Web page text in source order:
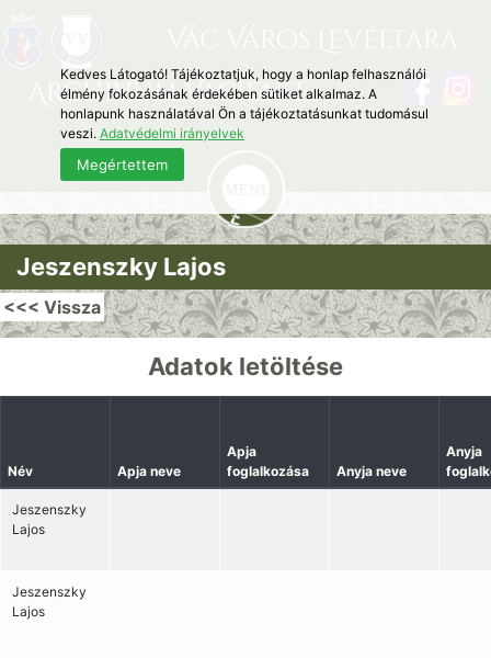
Archivum Vaciense
Jeszenszky Lajos
<<< Vissza
Adatok letöltése
Név Apja neve
Apja
foglalkozása
Anyja neve
Anyja
Jeszenszky
Lajos
Jeszenszky
Lajos
Kedves Látogató! Tájékoztatjuk, hogy a honlap felhasználói
élmény fokozásának érdekében sütiket alkalmaz. A
honlapunk használatával Ön a tájékoztatásunkat tudomásul
veszi. Adatvédelmi irányelvek
Megértettem